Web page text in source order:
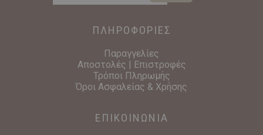
ΠΛΗΡΟΦΟΡΙΕΣ
Παραγγελίες
Αποστολές | Επιστροφές
Τρόποι Πληρωμής
Όροι Ασφαλείας & Χρήσης
ΕΠΙΚΟΙΝΩΝΙΑ